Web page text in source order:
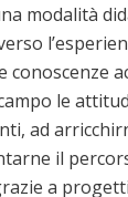
modalità
conoscenze
le
ad
il
a